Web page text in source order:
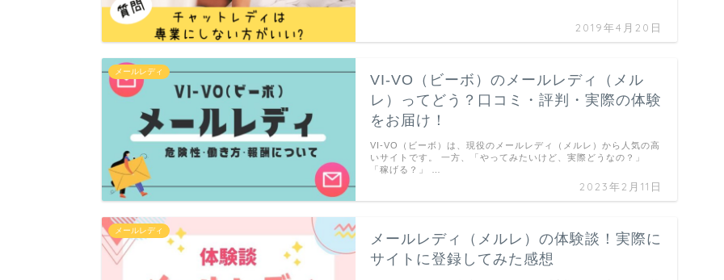
2019年4月20日
メールレディ
VI-VO（ビーボ）のメールレディ（メル
レ）ってどう？口コミ・評判・実際の体験
をお届け！
2023年2月11日
VI-VO（ビーボ）は、現役のメールレディ（メルレ）から人気の高
いサイトです。 一方、「やってみたいけど、実際どうなの？」
「稼げる？」 …
メールレディ
メールレディ（メルレ）の体験談！実際に
サイトに登録してみた感想